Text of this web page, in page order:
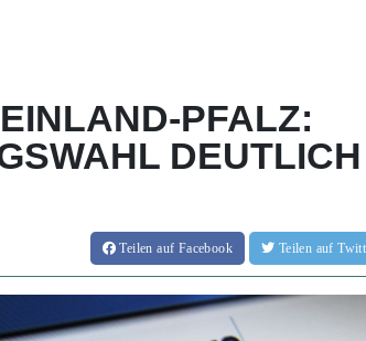
PFALZ:
DEUTLICH
Teilenauf Facebook Teilen auf